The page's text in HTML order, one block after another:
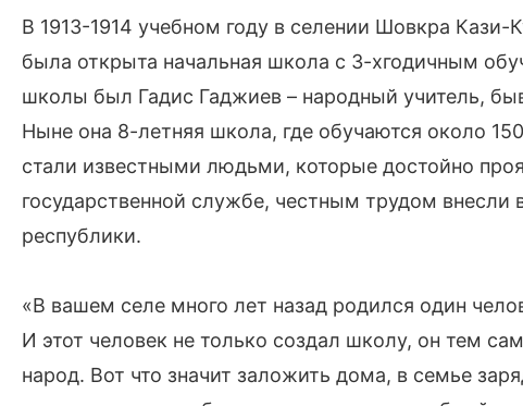
В 1913-1914 учебном году в селении Шовкра Кази-
была открыта начальная школа с 3-хгодичным
школы был Гадис Гаджиев – народный учитель,
Ныне она 8-летняя школа, где обучаются около
стали известными людьми, которые достойно
государственной службе, честным трудом внесли
республики.
«В вашем селе много лет назад родился один
И этот человек не только создал школу, он тем
народ. Вот что значит заложить дома, в семье